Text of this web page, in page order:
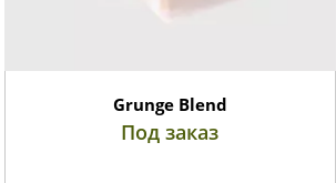
Grunge Blend
Под заказ